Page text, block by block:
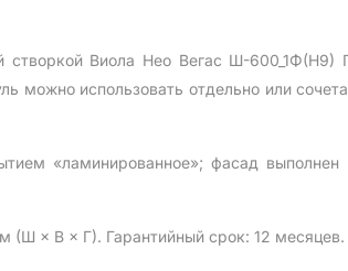
створкой Виола Нео Вегас Ш-
можно использовать отдельно или
«ламинированное»; фасад
(Ш × В × Г). Гарантийный срок: 12 месяцев.